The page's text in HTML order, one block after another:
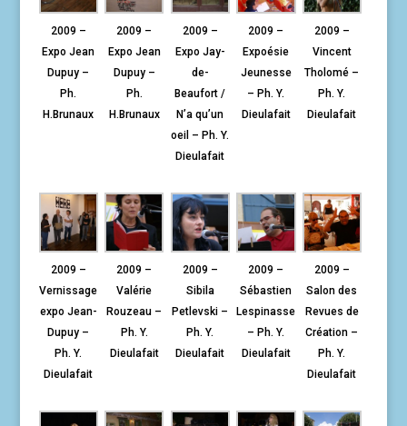
2009 –
Expo Jean
Dupuy –
Ph.
H.Brunaux
2009 –
Expo Jean
Dupuy –
Ph.
H.Brunaux
2009 –
Expo Jay-
de-
Beaufort /
N’a qu’un
oeil – Ph. Y.
Dieulafait
2009 –
Expoésie
Jeunesse
– Ph. Y.
Dieulafait
2009 –
Vincent
Tholomé –
Ph. Y.
Dieulafait
2009 –
Vernissage
expo Jean-
Dupuy –
Ph. Y.
Dieulafait
2009 –
Valérie
Rouzeau –
Ph. Y.
Dieulafait
2009 –
Sibila
Petlevski –
Ph. Y.
Dieulafait
2009 –
Sébastien
Lespinasse
– Ph. Y.
Dieulafait
2009 –
Salon des
Revues de
Création –
Ph. Y.
Dieulafait